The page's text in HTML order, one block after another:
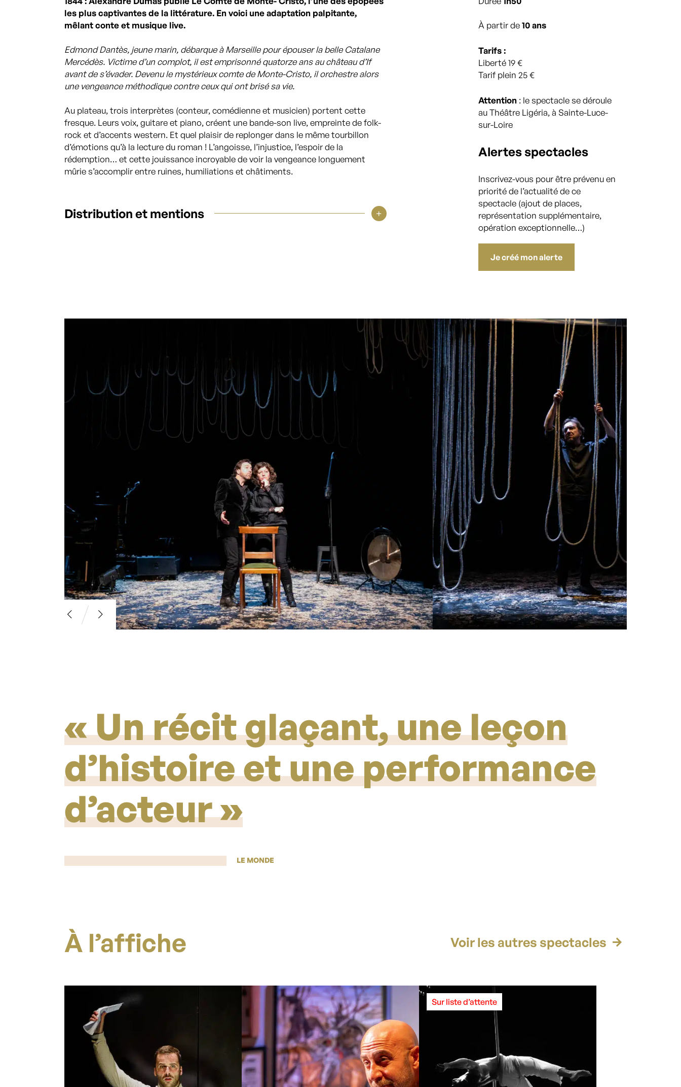
les plus captivantes de la littérature. En voici une adaptation palpitante,
mêlant conte et musique live.
Edmond Dantès, jeune marin, débarque à Marseille pour épouser la belle Catalane
Mercédès. Victime d’un complot, il est emprisonné quatorze ans au château d’If
avant de s’évader. Devenu le mystérieux comte de Monte-Cristo, il orchestre alors
une vengeance méthodique contre ceux qui ont brisé sa vie.
Au plateau, trois interprètes (conteur, comédienne et musicien) portent cette
fresque. Leurs voix, guitare et piano, créent une bande-son live, empreinte de folk-
rock et d’accents western. Et quel plaisir de replonger dans le même tourbillon
d’émotions qu’à la lecture du roman ! L’angoisse, l’injustice, l’espoir de la
rédemption… et cette jouissance incroyable de voir la vengeance longuement
mûrie s’accomplir entre ruines, humiliations et châtiments.
Distribution et mentions
À partir de10 ans
Tarifs :
Liberté 19 €
Tarif plein 25 €
Attention : le spectacle se déroule
au Théâtre Ligéria, à Sainte-Luce-
sur-Loire
Alertes spectacles
Inscrivez-vous pour être prévenu en
priorité de l’actualité de ce
spectacle (ajout de places,
représentation supplémentaire,
opération exceptionnelle…)
Je créé mon alerte
Un récit glaçant, une leçon
d’histoire et une performance
d’acteur
LE MONDE
À l’affiche Voir les autres spectacles
Sur liste d’attente